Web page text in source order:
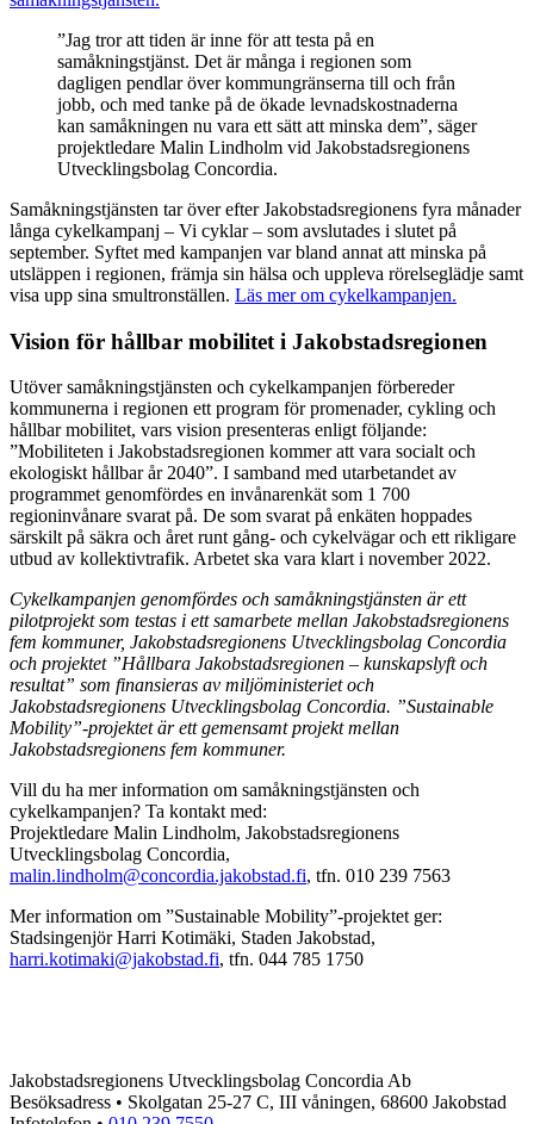
”Jag tror att tiden är inne för att testa på en
samåkningstjänst. Det är många i regionen som
dagligen pendlar över kommungränserna till och från
jobb, och med tanke på de ökade levnadskostnaderna
kan samåkningen nu vara ett sätt att minska dem”, säger
projektledare Malin Lindholm vid Jakobstadsregionens
Utvecklingsbolag Concordia.
Samåkningstjänsten tar över efter Jakobstadsregionens fyra månader
långa cykelkampanj – Vi cyklar – som avslutades i slutet på
september. Syftet med kampanjen var bland annat att minska på
utsläppen i regionen, främja sin hälsa och uppleva rörelseglädje samt
visa upp sina smultronställen. Läs mer om cykelkampanjen.
Vision för hållbar mobilitet i Jakobstadsregionen
Utöver samåkningstjänsten och cykelkampanjen förbereder
kommunerna i regionen ett program för promenader, cykling och
hållbar mobilitet, vars vision presenteras enligt följande:
”Mobiliteten i Jakobstadsregionen kommer att vara socialt och
ekologiskt hållbar år 2040”. I samband med utarbetandet av
programmet genomfördes en invånarenkät som 1 700
regioninvånare svarat på. De som svarat på enkäten hoppades
särskilt på säkra och året runt gång- och cykelvägar och ett rikligare
utbud av kollektivtrafik. Arbetet ska vara klart i november 2022.
Cykelkampanjen genomfördes och samåkningstjänsten är ett
pilotprojekt som testas i ett samarbete mellan Jakobstadsregionens
fem kommuner, Jakobstadsregionens Utvecklingsbolag Concordia
och projektet ”Hållbara Jakobstadsregionen – kunskapslyft och
resultat” som finansieras av miljöministeriet och
Jakobstadsregionens Utvecklingsbolag Concordia. ”Sustainable
Mobility”-projektet är ett gemensamt projekt mellan
Jakobstadsregionens fem kommuner.
Vill du ha mer information om samåkningstjänsten och
cykelkampanjen? Ta kontakt med:
Projektledare Malin Lindholm, Jakobstadsregionens
Utvecklingsbolag Concordia,
malin.lindholm@concordia.jakobstad.fi, tfn. 010 239 7563
Mer information om ”Sustainable Mobility”-projektet ger:
Stadsingenjör Harri Kotimäki, Staden Jakobstad,
harri.kotimaki@jakobstad.fi, tfn. 044 785 1750
Jakobstadsregionens Utvecklingsbolag Concordia Ab
Besöksadress • Skolgatan 25-27 C, III våningen, 68600 Jakobstad